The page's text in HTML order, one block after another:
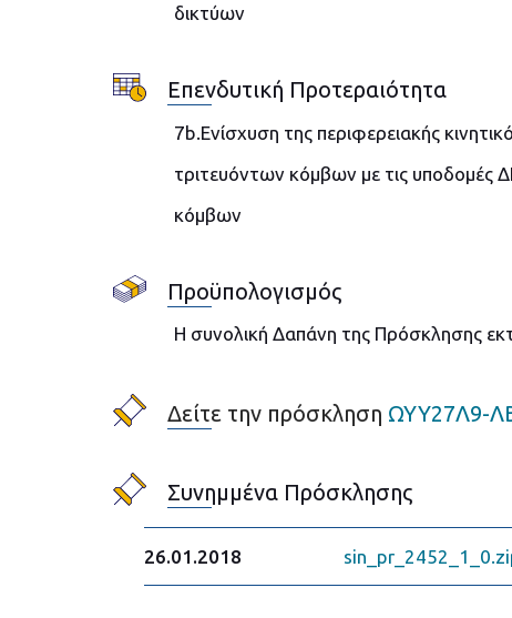
δικτύων
Επενδυτική Προτεραιότητα
7b.Ενίσχυση της περιφερειακής
τριτευόντων κόμβων με τις
κόμβων
Προϋπολογισμός
Η συνολική Δαπάνη της Πρόσκλησης
Δείτε την πρόσκληση ΩΥΥ27Λ9-
Συνημμένα Πρόσκλησης
26.01.2018